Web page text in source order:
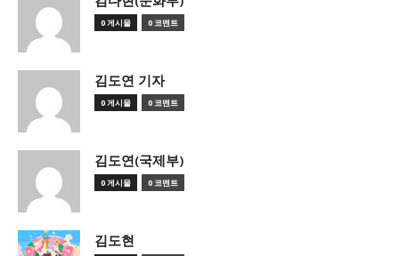
0 게시물 0 코멘트
김도연 기자
0 게시물 0 코멘트
김도연(국제부)
0 게시물 0 코멘트
김도현